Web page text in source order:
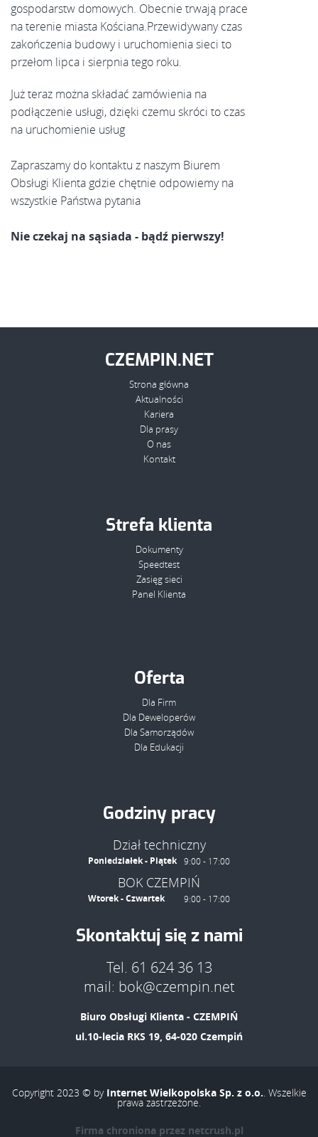
gospodarstw domowych. Obecnie trwają prace
na terenie miasta Kościana.Przewidywany czas
zakończenia budowy i uruchomienia sieci to
przełom lipca i sierpnia tego roku.
Już teraz można składać zamówienia na
podłączenie usługi, dzięki czemu skróci to czas
na uruchomienie usług
Zapraszamy do kontaktu z naszym Biurem
Obsługi Klienta gdzie chętnie odpowiemy na
wszystkie Państwa pytania
Nie czekaj na sąsiada - bądź pierwszy!
CZEMPIN.NET
Strona główna
Aktualności
Kariera
Dla prasy
O nas
Kontakt
Strefa klienta
Dokumenty
Speedtest
Zasięg sieci
Panel Klienta
Oferta
Dla Firm
Dla Deweloperów
Dla Samorządów
Dla Edukacji
Godziny pracy
Dział techniczny
Poniedziałek - Piątek 9:00 - 17:00
BOK CZEMPIŃ
Wtorek - Czwartek 9:00 - 17:00
Skontaktuj się z nami
Tel. 61 624 36 13
mail: bok@czempin.net
Biuro Obsługi Klienta - CZEMPIŃ
ul.10-lecia RKS 19, 64-020 Czempiń
Copyright 2023 © by Internet Wielkopolska Sp. z o.o.. Wszelkie
prawa zastrzeżone.
Firma chroniona przez netcrush.pl